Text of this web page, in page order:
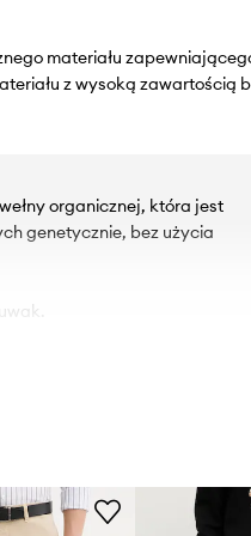
materiału
z wysoką zawartością
organicznej, która jest
genetycznie, bez użycia